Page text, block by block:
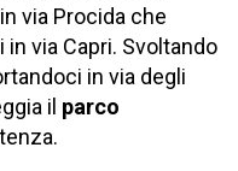
via Procida che
via Capri. Svoltando
in via degli
il parco